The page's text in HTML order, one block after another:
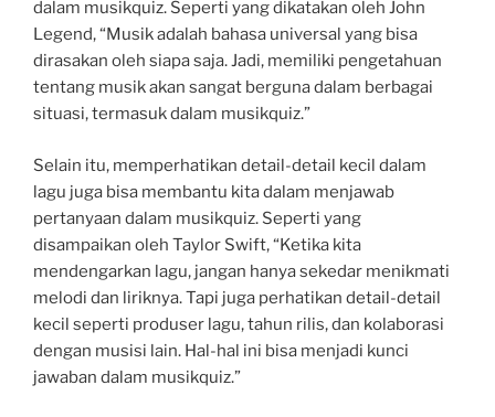
dalam musikquiz. Seperti yang dikatakan oleh John
Legend, “Musik adalah bahasa universal yang bisa
dirasakan oleh siapa saja. Jadi, memiliki pengetahuan
tentang musik akan sangat berguna dalam berbagai
situasi, termasuk dalam musikquiz.”
Selain itu, memperhatikan detail-detail kecil dalam
lagu juga bisa membantu kita dalam menjawab
pertanyaan dalam musikquiz. Seperti yang
disampaikan oleh Taylor Swift, “Ketika kita
mendengarkan lagu, jangan hanya sekedar menikmati
melodi dan liriknya. Tapi juga perhatikan detail-detail
kecil seperti produser lagu, tahun rilis, dan kolaborasi
dengan musisi lain. Hal-hal ini bisa menjadi kunci
jawaban dalam musikquiz.”